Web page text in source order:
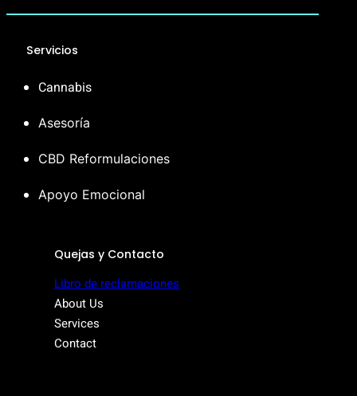
Servicios
Cannabis
Asesoría
CBD Reformulaciones
Apoyo Emocional
Quejas y Contacto
Libro de reclamaciones
About Us
Services
Contact